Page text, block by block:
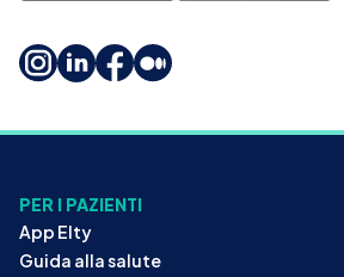
PER I PAZIENTI
App Elty
Guida alla salute